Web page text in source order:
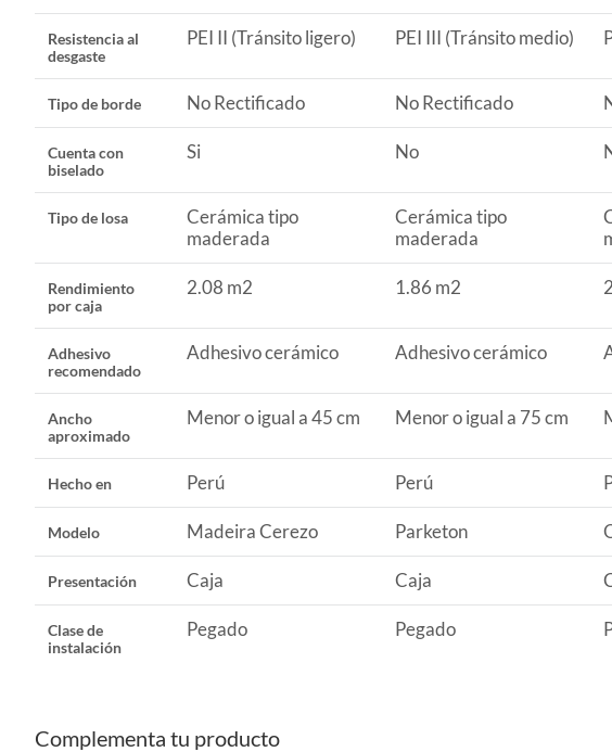
Aplicación
Color Marrón
Peso del producto 2.8 kg
Resistencia al
desgaste
PEI II (Tránsito ligero) PEI III (Tránsito medio)
Tipo de borde No Rectificado No Rectificado
Cuenta con
biselado
Si No
Tipo de losa
Cerámica tipo
maderada
Cerámica tipo
maderada
Rendimiento
por caja
2.08 m2 1.86 m2
Adhesivo
recomendado
Adhesivo cerámico Adhesivo cerámico
Ancho
aproximado
Menor o igual a 45 cm Menor o igual a 75 cm
Hecho en Perú Perú
Modelo Madeira Cerezo Parketon
Presentación Caja Caja
Clase de
instalación
Pegado Pegado
Complementa tu producto